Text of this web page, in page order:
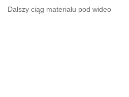
Dalszy ciąg materiału pod wideo